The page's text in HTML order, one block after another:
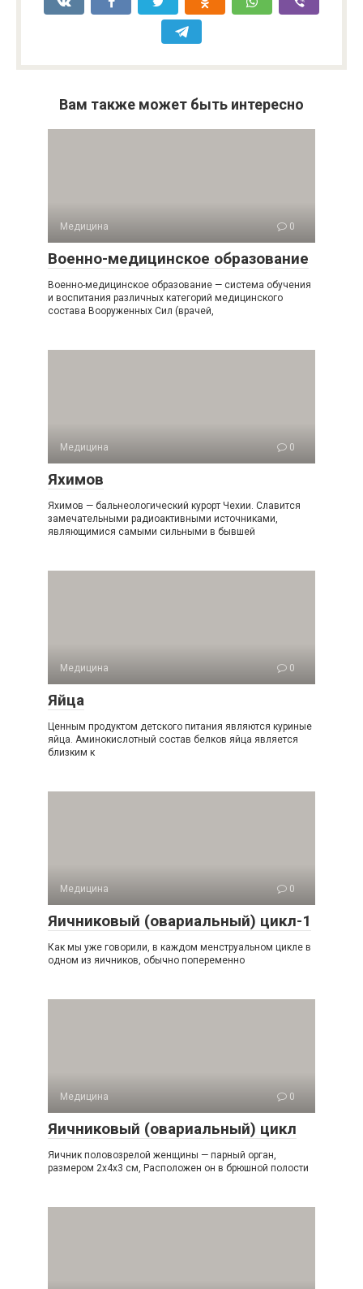
Вам также может быть интересно
Медицина 0
Военно-медицинское образование
Военно-медицинское образование — система обучения
и воспитания различных категорий медицинского
состава Вооруженных Сил (врачей,
Медицина 0
Яхимов
Яхимов — бальнеологический курорт Чехии. Славится
замечательными радиоактивными источниками,
являющимися самыми сильными в бывшей
Медицина 0
Яйца
Ценным продуктом детского питания являются куриные
яйца. Аминокислотный состав белков яйца является
близким к
Медицина 0
Яичниковый (овариальный) цикл-1
Как мы уже говорили, в каждом менструальном цикле в
одном из яичников, обычно попеременно
Медицина 0
Яичниковый (овариальный) цикл
Яичник половозрелой женщины — парный орган,
размером 2x4x3 см, Расположен он в брюшной полости